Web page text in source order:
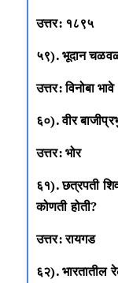
उत्तर: १८९५
५९). भूदान
उत्तर: विनोबा भावे
६०). वीर
उत्तर: भोर
६१). छत्रपती
कोणती होती?
उत्तर: रायगड
६२). भारतातील